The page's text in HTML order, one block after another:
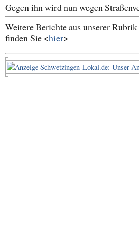
Gegen ihn wird nun wegen
Weitere Berichte aus unserer
finden Sie <hier>